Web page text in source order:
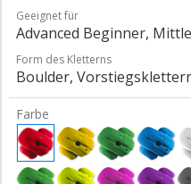
Geeignet für
Advanced Beginner,
Form des Kletterns
Boulder,
Farbe